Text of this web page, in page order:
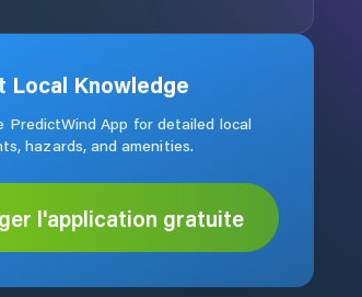
Local Knowledge
PredictWind App for detailed local
hazards, and amenities.
l'application gratuite